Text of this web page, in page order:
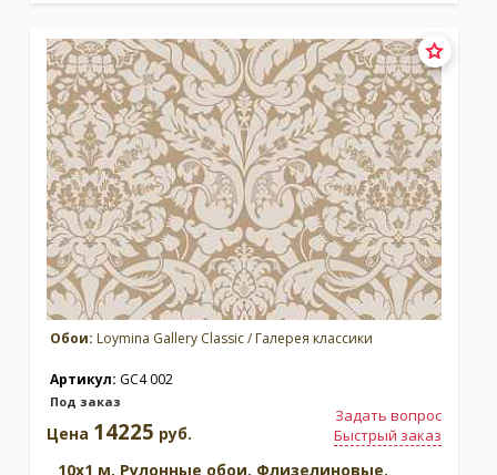
Обои: Loymina Gallery Classic / Галерея классики
Артикул: GC4 002
Под заказ
Задать вопрос
Быстрый заказ
Цена 14225 руб.
10x1 м. Рулонные обои. Флизелиновые.